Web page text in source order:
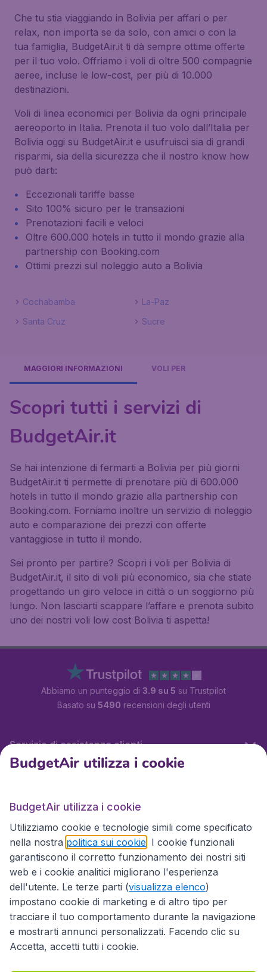
Che tu stia viaggiando in Bolivia per affari o per
relax, non importa se da solo, con amici o con la
tua famiglia, BudgetAir.it ti dà sempre ottime offerte
per il tuo volo. Offriamo i voli di oltre 500 compagnie
aeree, incluse le low-cost, per più di 10.000
destinazioni.
Voli di linea economici per Bolivia da ogni principale
aereoporto in Italia. Prenota il tuo volo dall’Italia per
Bolivia oggi su BudgetAir.it e usufruisci sia di grandi
risparmi, sia della sicurezza che il nostro know how
può darti:
Eccezionali tariffe basse
Sito 100% sicuro per le transazioni
Prenotazioni facili e veloci
Oltre 600.000 hotels in tutto il mondo grazie alla
partnership con Booking.com
Ottimi prezzi sul noleggio auto a Bolivia
Cochabamba
La-Paz
Santa Cruz
Sucre
MAGGIORI INFORMAZIONI VOLI PER
Scopri tutti i servizi di
BudgetAir.it
Se hai intenzione di fermarti a Bolivia per più giorni
BudgetAir.it ti permette di prenotare più di 600.000
hotels in tutto il mondo grazie alla partnership con
Booking.com. Forniamo inoltre un servizio di noleggio
auto e comparazione dei prezzi con offerte
vantaggiose in tutto il mondo.
Sei pronto per partire? Scopri i voli per Bolivia di
BudgetAir.it, il sito di voli più economico, sia che stiate
progettando un giro veloce in città o un soggiorno più
lungo. Non lasciarti scappare l’affare e prenota subito
uno dei nostri voli low cost Bolivia ti aspetta!
Abbiamo un punteggio di 3.9 su 5 su Trustpilot
Basato su 5490 recensioni degli utenti
Servizio di assistenza clienti
Siti internazionali
BudgetAir utilizza i cookie
BudgetAir utilizza i cookie
Utilizziamo cookie e tecnologie simili come specificato
nella nostra politica sui cookie . I cookie funzionali
garantiscono il corretto funzionamento dei nostri siti
web e i cookie analitici migliorano l'esperienza
dell'utente. Le terze parti (visualizza elenco)
impostano cookie di marketing e di altro tipo per
tracciare il tuo comportamento durante la navigazione
e mostrarti annunci personalizzati. Facendo clic su
Accetta, accetti tutti i cookie.